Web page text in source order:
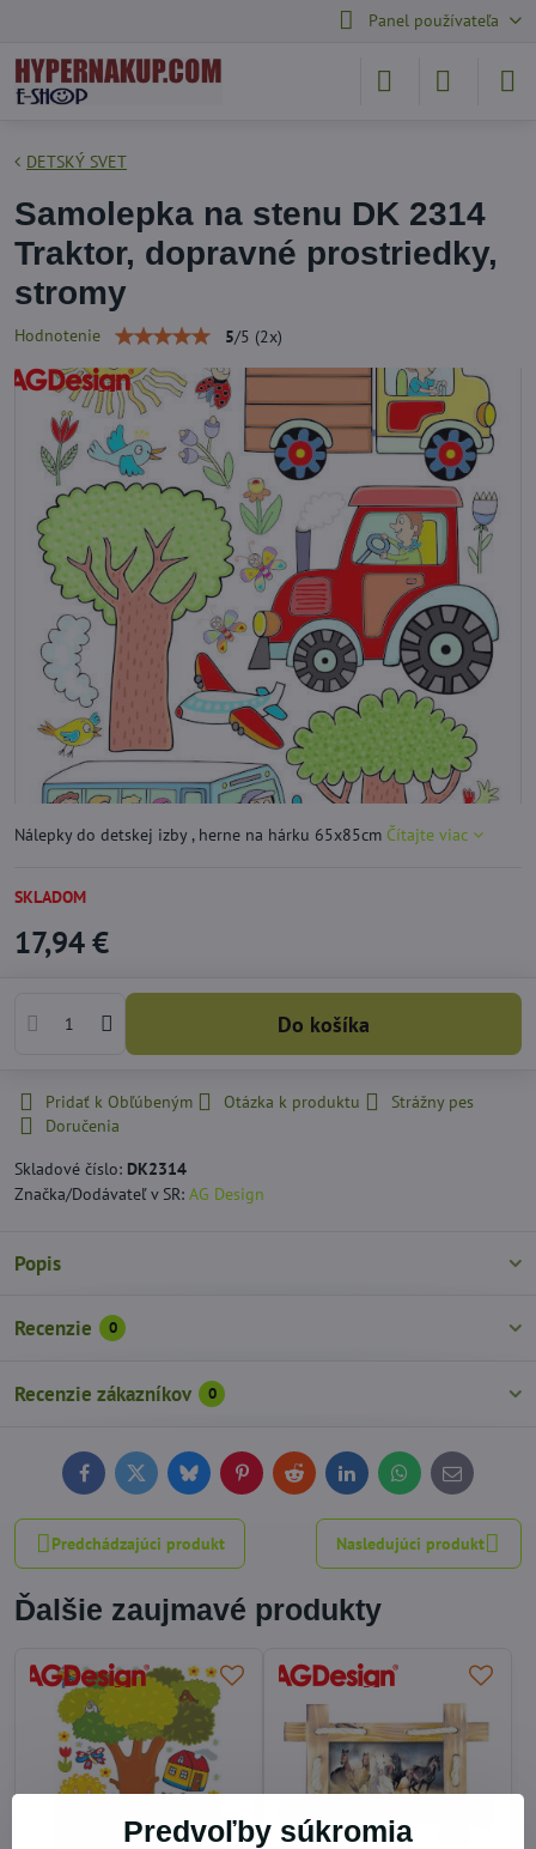
Panel používateľa
DETSKÝ SVET
Samolepka na stenu DK 2314
Traktor, dopravné prostriedky,
stromy
Hodnotenie 5/5 (2x)
Nálepky do detskej izby , herne na hárku 65x85cm Čítajte viac
SKLADOM
17,94 €
Do košíka
Pridať k Obľúbeným Otázka k produktu
Strážny pes
Doručenia
Skladové číslo: DK2314
Značka/Dodávateľ v SR: AG Design
Popis
Recenzie 0
Recenzie zákazníkov 0
FacebookTwitterBlueskyPinterestReddit LinkedInWhatsApp
E-
mail
Predchádzajúci produkt Nasledujúci produkt
Ďalšie zaujmavé produkty
Predvoľby súkromia